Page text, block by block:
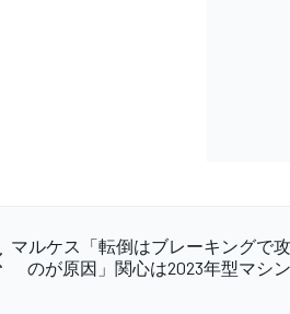
マルケス「転倒はブレーキングで
のが原因」関心は2023年型マシ